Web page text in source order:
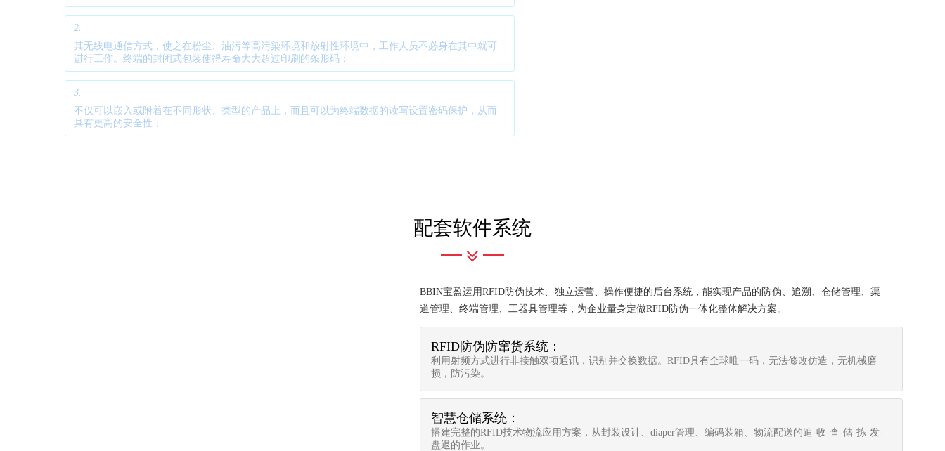
2.
其无线电通信方式，使之在粉尘、油污等高污染环境和放射性环境中，工作人员不必身在其中就可
进行工作。终端的封闭式包装使得寿命大大超过印刷的条形码；
3.
不仅可以嵌入或附着在不同形状、类型的产品上，而且可以为终端数据的读写设置密码保护，从而
具有更高的安全性；
配套软件系统
BBIN宝盈运用RFID防伪技术、独立运营、操作便捷的后台系统，能实现产品的防伪、追溯、仓储管理、渠
道管理、终端管理、工器具管理等，为企业量身定做RFID防伪一体化整体解决方案。
RFID防伪防窜货系统：
利用射频方式进行非接触双项通讯，识别并交换数据。RFID具有全球唯一码，无法修改仿造，无机械磨
损，防污染。
智慧仓储系统：
搭建完整的RFID技术物流应用方案，从封装设计、diaper管理、编码装箱、物流配送的追-收-查-储-拣-发-
盘退的作业。